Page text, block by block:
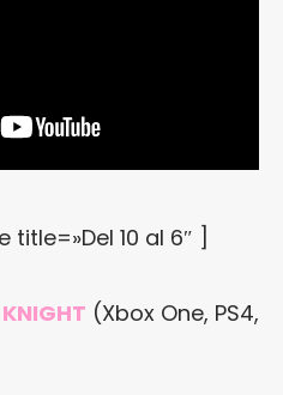
10 al 6″ ]
(Xbox One, PS4,